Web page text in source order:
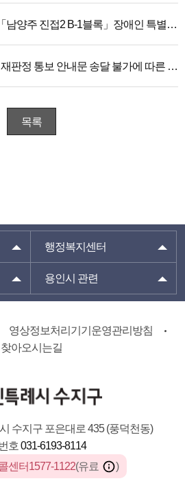
&#8203; 「남양주 진접2 B-1블록」장애인 특별공급 안내
장애정도 재판정 통보 안내문 송달 불가에 따른 공시송달 공고
목록
행정복지센터
용인시 관련
영상정보처리기기운영관리방침
찾아오시는길
수지구 포은대로 435 (풍덕천동)
호 031-6193-8114
센터1577-1122(유료
)